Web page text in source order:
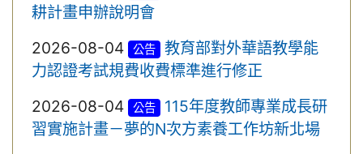
耕計畫申辦說明會
2026-08-04
公告
教育部對外華語教學能
力認證考試規費收費標準進行修正
2026-08-04
公告
115年度教師專業成長研
習實施計畫－夢的N次方素養工作坊新北場